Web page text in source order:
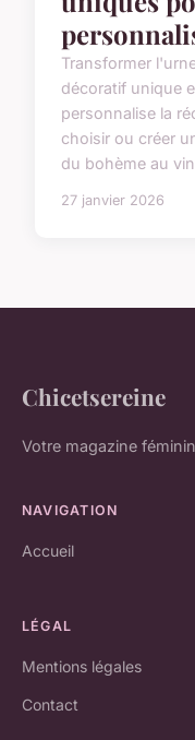
Transformer
décoratif unique
personnalise la
choisir ou créer
du bohème au
27 janvier 2026
Chicetsereine
Votre magazine
NAVIGATION
Accueil
LÉGAL
Mentions légales
Contact